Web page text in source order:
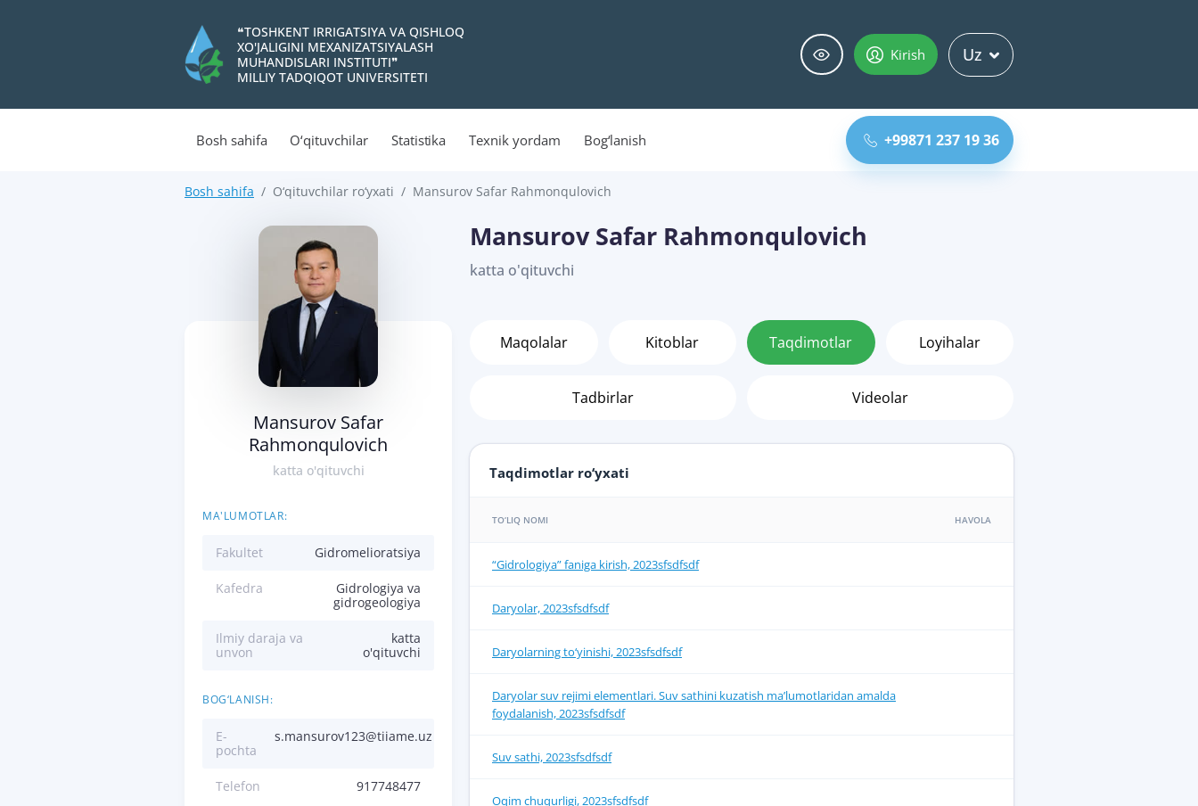
❝TOSHKENT IRRIGATSIYA VA QISHLOQ
XO'JALIGINI MEXANIZATSIYALASH
MUHANDISLARI INSTITUTI❞
MILLIY TADQIQOT UNIVERSITETI
Kirish Uz
Bosh sahifa O‘qituvchilar Statistika Texnik yordam Bog‘lanish +99871 237 19 36
Bosh sahifa O‘qituvchilar ro‘yxati Mansurov Safar Rahmonqulovich
Mansurov Safar
Rahmonqulovich
katta o'qituvchi
MA'LUMOTLAR:
Fakultet Gidromelioratsiya
Kafedra
Gidrologiya va
gidrogeologiya
Ilmiy daraja va
unvon
katta
o'qituvchi
BOG‘LANISH:
E-
pochta
s.mansurov123@tiiame.uz
Telefon 917748477
Mansurov Safar Rahmonqulovich
katta o'qituvchi
Maqolalar Kitoblar Taqdimotlar Loyihalar
Tadbirlar Videolar
Taqdimotlar ro‘yxati
TO‘LIQ NOMI HAVOLA
“Gidrologiya” faniga kirish, 2023sfsdfsdf
Daryolar, 2023sfsdfsdf
Daryolarning to‘yinishi, 2023sfsdfsdf
Daryolar suv rejimi elementlari. Suv sathini kuzatish ma’lumotlaridan amalda
foydalanish, 2023sfsdfsdf
Suv sathi, 2023sfsdfsdf
Oqim chuqurligi, 2023sfsdfsdf